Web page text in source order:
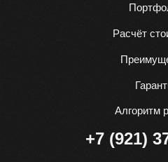
Расчёт
+7 (921)
Алгоритм